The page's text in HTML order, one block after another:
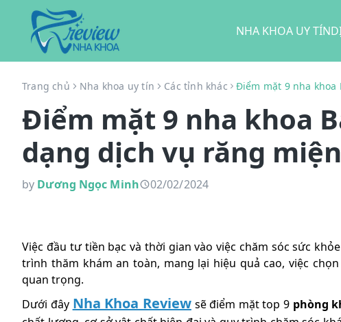
NHA KHOA UY TÍN
Trang chủ Nha khoa uy tín Các tỉnh khác Điểm mặt 9 nha
Điểm mặt 9 nha khoa
dạng dịch vụ răng
by Dương Ngọc Minh 02/02/2024
Việc đầu tư tiền bạc và thời gian vào việc chăm sóc sức
trình thăm khám an toàn, mang lại hiệu quả cao, việc
quan trọng.
Dưới đây Nha Khoa Reviewsẽ điểm mặt top 9 phòng